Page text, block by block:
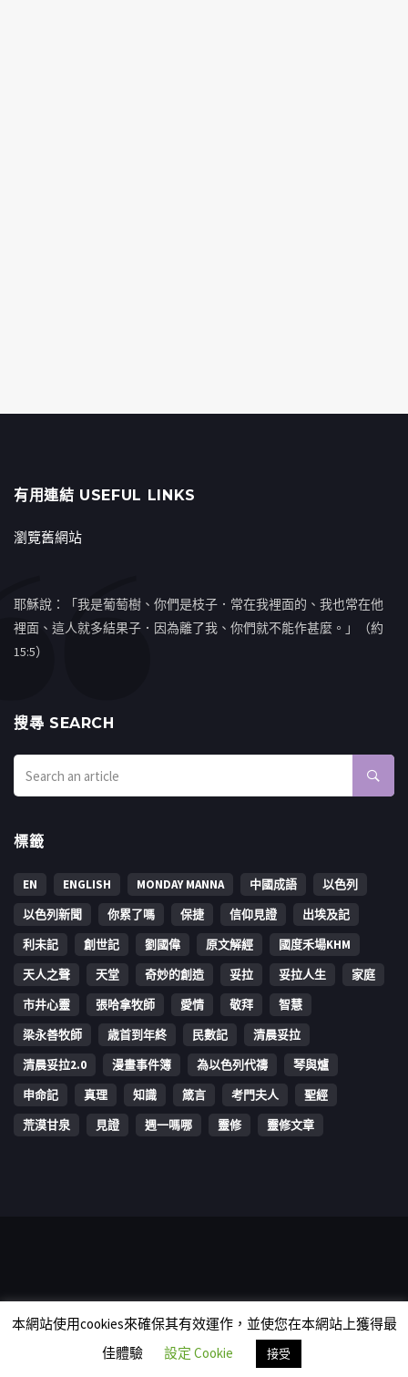
有用連結 USEFUL LINKS
瀏覽舊網站
耶穌說：「我是葡萄樹、你們是枝子．常在我裡面的、我也常在他
裡面、這人就多結果子．因為離了我、你們就不能作甚麼。」（約
15:5）
搜㝷 SEARCH
標籤
EN ENGLISH MONDAY MANNA 中國成語
以色列
以色列新聞
你累了嗎 保捷 信仰見證
出埃及記
利未記
創世記 劉國偉 原文解經
國度禾場KHM
天人之聲
天堂 奇妙的創造 妥拉 妥拉人生
家庭
市井心靈
張哈拿牧師 愛情 敬拜
智慧
梁永善牧師
歳首到年終 民數記
清晨妥拉
清晨妥拉2.0
漫畫事件簿 為以色列代禱
琴與爐
申命記
真理 知識 箴言 考門夫人
聖經
荒漠甘泉
見證 週一嗎哪 靈修 靈修文章
rights reserved.
本網站使用cookies來確保其有效運作，並使您在本網站上獲得最
佳體驗
設定 Cookie 接受